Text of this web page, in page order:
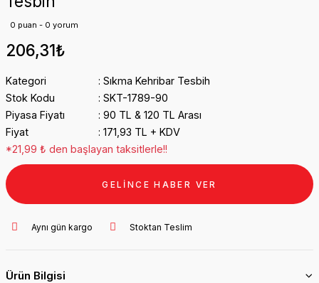
0 puan - 0 yorum
206,31₺
Kategori
Sıkma Kehribar Tesbih
Stok Kodu
SKT-1789-90
Piyasa Fiyatı
90 TL & 120 TL Arası
Fiyat
171,93 TL + KDV
*21,99 ₺ den başlayan taksitlerle!!
GELİNCE HABER VER
Aynı gün kargo Stoktan Teslim
Ürün Bilgisi